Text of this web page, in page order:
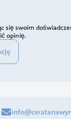
się swoim
opinię.